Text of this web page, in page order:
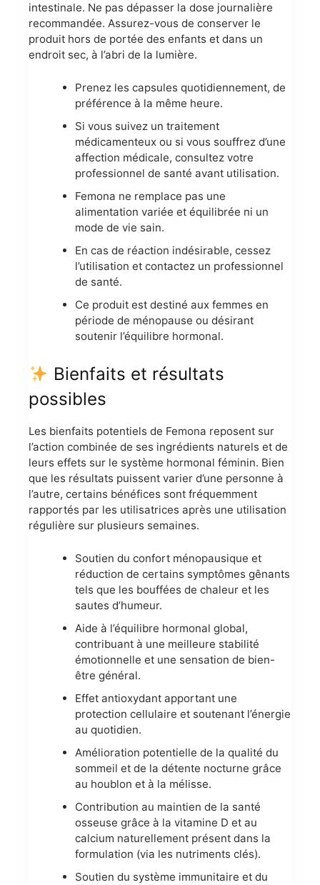
intestinale. Ne pas dépasser la dose journalière
recommandée. Assurez-vous de conserver le
produit hors de portée des enfants et dans un
endroit sec, à l’abri de la lumière.
Prenez les capsules quotidiennement, de
préférence à la même heure.
Si vous suivez un traitement
médicamenteux ou si vous souffrez d’une
affection médicale, consultez votre
professionnel de santé avant utilisation.
Femona ne remplace pas une
alimentation variée et équilibrée ni un
mode de vie sain.
En cas de réaction indésirable, cessez
l’utilisation et contactez un professionnel
de santé.
Ce produit est destiné aux femmes en
période de ménopause ou désirant
soutenir l’équilibre hormonal.
Bienfaits et résultats
possibles
Les bienfaits potentiels de Femona reposent sur
l’action combinée de ses ingrédients naturels et de
leurs effets sur le système hormonal féminin. Bien
que les résultats puissent varier d’une personne à
l’autre, certains bénéfices sont fréquemment
rapportés par les utilisatrices après une utilisation
régulière sur plusieurs semaines.
Soutien du confort ménopausique et
réduction de certains symptômes gênants
tels que les bouffées de chaleur et les
sautes d’humeur.
Aide à l’équilibre hormonal global,
contribuant à une meilleure stabilité
émotionnelle et une sensation de bien-
être général.
Effet antioxydant apportant une
protection cellulaire et soutenant l’énergie
au quotidien.
Amélioration potentielle de la qualité du
sommeil et de la détente nocturne grâce
au houblon et à la mélisse.
Contribution au maintien de la santé
osseuse grâce à la vitamine D et au
calcium naturellement présent dans la
formulation (via les nutriments clés).
Soutien du système immunitaire et du